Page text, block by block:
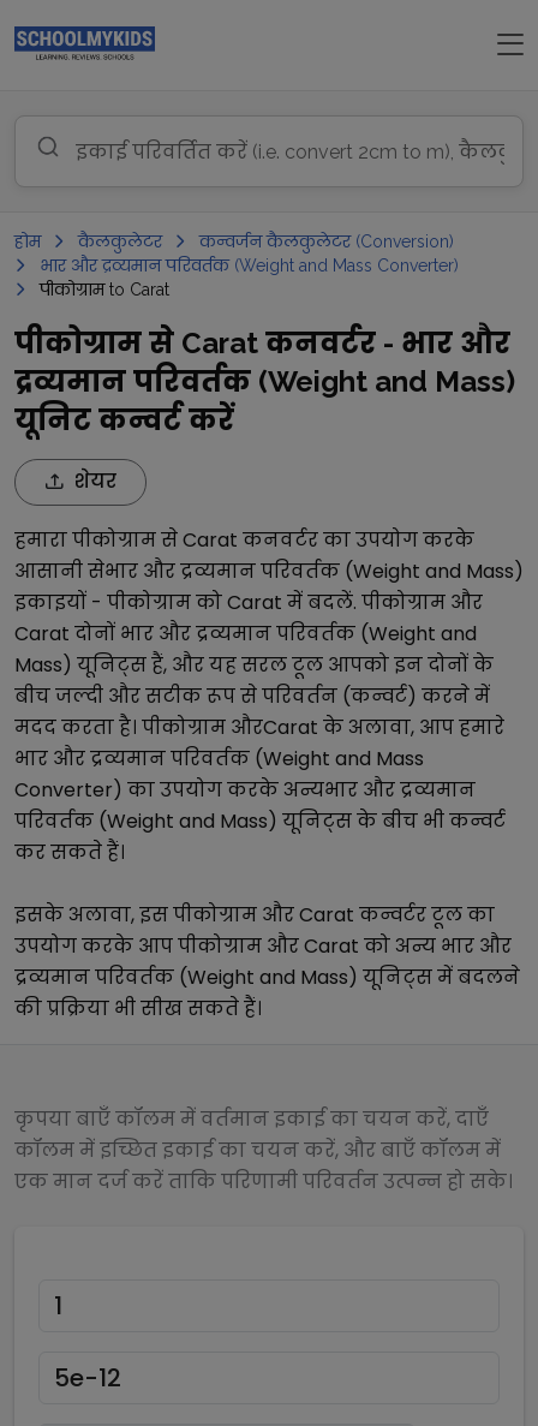
होम कैलकुलेटर
कन्वर्जन कैलकुलेटर (Conversion)
भार और द्रव्यमान परिवर्तक (Weight and Mass Converter)
पीकोग्राम to Carat
पीकोग्राम से Carat कनवर्टर - भार और
द्रव्यमान परिवर्तक (Weight and Mass)
यूनिट कन्वर्ट करें
शेयर
हमारापीकोग्रामसेCarat कनवर्टर का उपयोग करके
आसानी सेभार और द्रव्यमान परिवर्तक (Weight and Mass)
इकाइयों - पीकोग्रामकोCarat में बदलें. पीकोग्राम और
Carat दोनों भार और द्रव्यमान परिवर्तक (Weight and
Mass) यूनिट्स हैं, और यह सरल टूल आपको इन दोनों के
बीच जल्दी और सटीक रूप से परिवर्तन (कन्वर्ट) करने में
मदद करता है। पीकोग्राम औरCarat के अलावा, आप हमारे
भार और द्रव्यमान परिवर्तक (Weight and Mass
Converter) का उपयोग करके अन्यभार और द्रव्यमान
परिवर्तक (Weight and Mass) यूनिट्स के बीच भी कन्वर्ट
कर सकते हैं।
इसके अलावा, इसपीकोग्राम औरCarat कन्वर्टर टूल का
उपयोग करके आपपीकोग्राम औरCarat को अन्य भार और
द्रव्यमान परिवर्तक (Weight and Mass) यूनिट्स में बदलने
की प्रक्रिया भी सीख सकते हैं।
कृपया बाएँ कॉलम में वर्तमान इकाई का चयन करें, दाएँ
कॉलम में इच्छित इकाई का चयन करें, और बाएँ कॉलम में
एक मान दर्ज करें ताकि परिणामी परिवर्तन उत्पन्न हो सके।